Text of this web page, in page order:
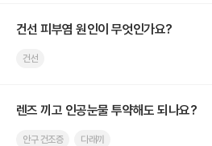
건선 피부염 원인이 무엇인가요?
건선
렌즈 끼고 인공눈물 투약해도 되나요?
안구 건조증 다래끼